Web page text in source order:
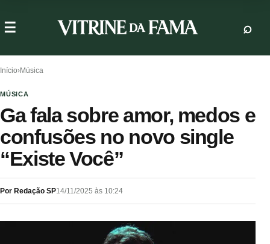
Início›Música
MÚSICA
Ga fala sobre amor, medos e
confusões no novo single
“Existe Você”
Por Redação SP14/11/2025 às 10:24